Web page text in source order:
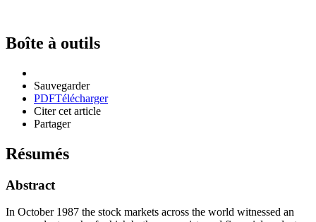
Boîte à outils
Sauvegarder
PDFTélécharger
Citer cet article
Partager
Résumés
Abstract
In October 1987 the stock markets across the world witnessed an